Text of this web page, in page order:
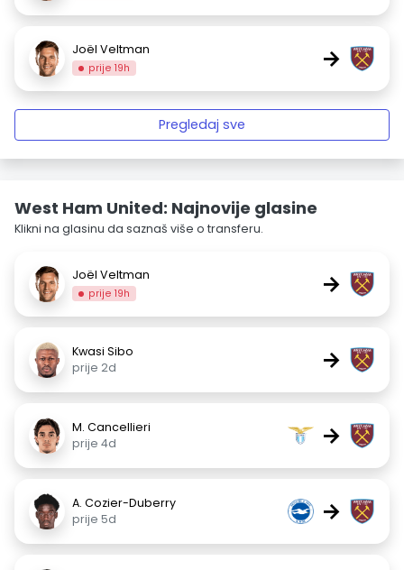
Joël Veltman
prije 19h →
Pregledaj sve
West Ham United: Najnovije glasine
Klikni na glasinu da saznaš više o transferu.
Joël Veltman
prije 19h →
Kwasi Sibo
prije 2d
→
M. Cancellieri
prije 4d
→
A. Cozier-Duberry
prije 5d
→